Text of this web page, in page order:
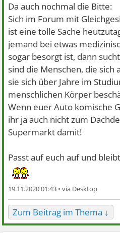
Da auch nochmal die Bitte:
Sich im Forum mit
ist eine tolle Sache
jemand bei etwas
sogar besorgt ist, dann
sind die Menschen, die sich
sie sich über Jahre im
menschlichen Körper
Wenn euer Auto komische
ihr ja auch nicht zum
Supermarkt damit!
Passt auf euch auf und
19.11.2020 01:43 •
Zum Beitrag im Thema ↓